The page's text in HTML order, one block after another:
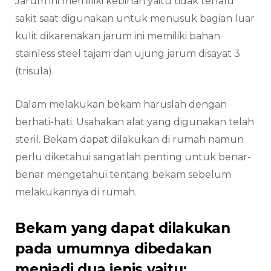
sakit saat digunakan untuk menusuk bagian luar
kulit dikarenakan jarum ini memiliki bahan
stainless steel tajam dan ujung jarum disayat 3
(trisula).
Dalam melakukan bekam haruslah dengan
berhati-hati. Usahakan alat yang digunakan telah
steril. Bekam dapat dilakukan di rumah namun
perlu diketahui sangatlah penting untuk benar-
benar mengetahui tentang bekam sebelum
melakukannya di rumah.
Bekam yang dapat dilakukan
pada umumnya dibedakan